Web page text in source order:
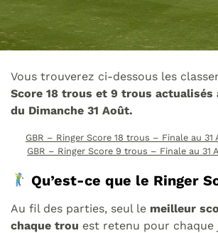
Vous trouverez ci-dessous les
Score 18 trous et 9 trous actualisés
du Dimanche 31 Août.
GBR – Ringer Score 18 trous – Finale au 31
GBR – Ringer Score 9 trous – Finale au 31
Qu’est-ce que le Ringer
Au fil des parties, seul le meilleur
chaque trou est retenu pour chaque